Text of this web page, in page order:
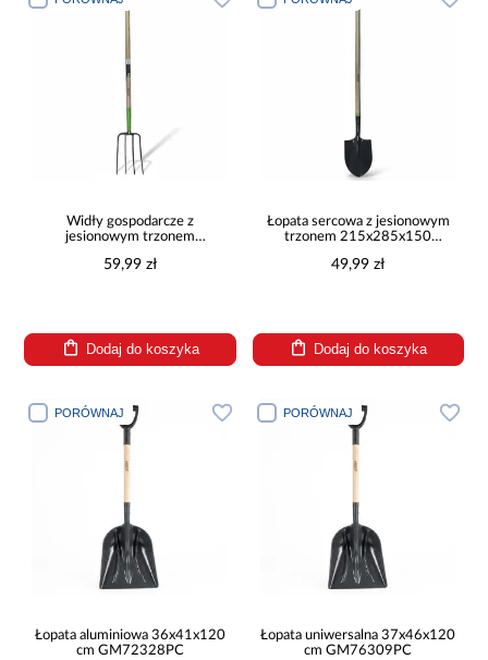
Widły gospodarcze z
jesionowym trzonem
59,99 zł
Dodaj do koszyka
Łopata sercowa z jesionowym
trzonem 215x285x150
49,99 zł
Dodaj do koszyka
PORÓWNAJ
Łopata aluminiowa 36x41x120
cm GM72328PC
PORÓWNAJ
Łopata uniwersalna 37x46x120
cm GM76309PC